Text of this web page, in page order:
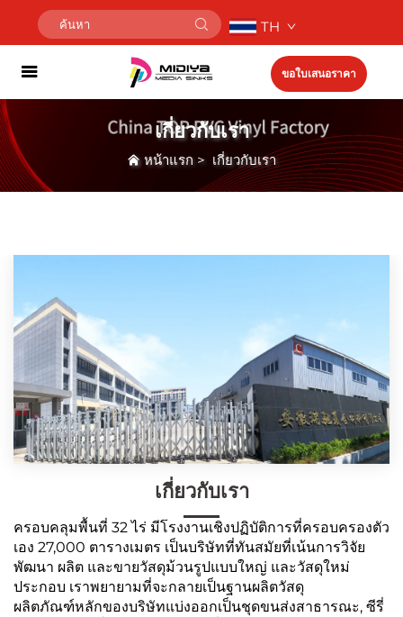
TH
ขอใบเสนอราคา
เกี่ยวกับเรา
หน้าแรก > เกี่ยวกับเรา
เกี่ยวกับเรา
ครอบคลุมพื้นที่ 32 ไร่ มีโรงงานเชิงปฏิบัติการที่ครอบครองตัว
เอง 27,000 ตารางเมตร เป็นบริษัทที่ทันสมัยที่เน้นการวิจัย
พัฒนา ผลิต และขายวัสดุม้วนรูปแบบใหญ่ และวัสดุใหม่
ประกอบ เราพยายามที่จะกลายเป็นฐานผลิตวัสดุ
ผลิตภัณฑ์หลักของบริษัทแบ่งออกเป็นชุดขนส่งสาธารณะ, ซีรี่